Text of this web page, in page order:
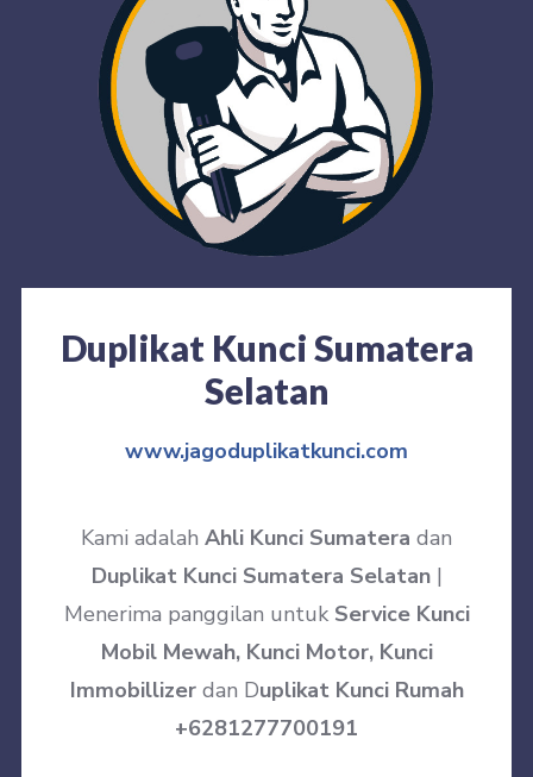
Duplikat Kunci Sumatera
Selatan
www.jagoduplikatkunci.com
Kami adalah Ahli Kunci Sumatera dan
Duplikat Kunci Sumatera Selatan|
Menerima panggilan untuk Service Kunci
Mobil Mewah, Kunci Motor, Kunci
Immobillizerdan Duplikat Kunci Rumah
+6281277700191